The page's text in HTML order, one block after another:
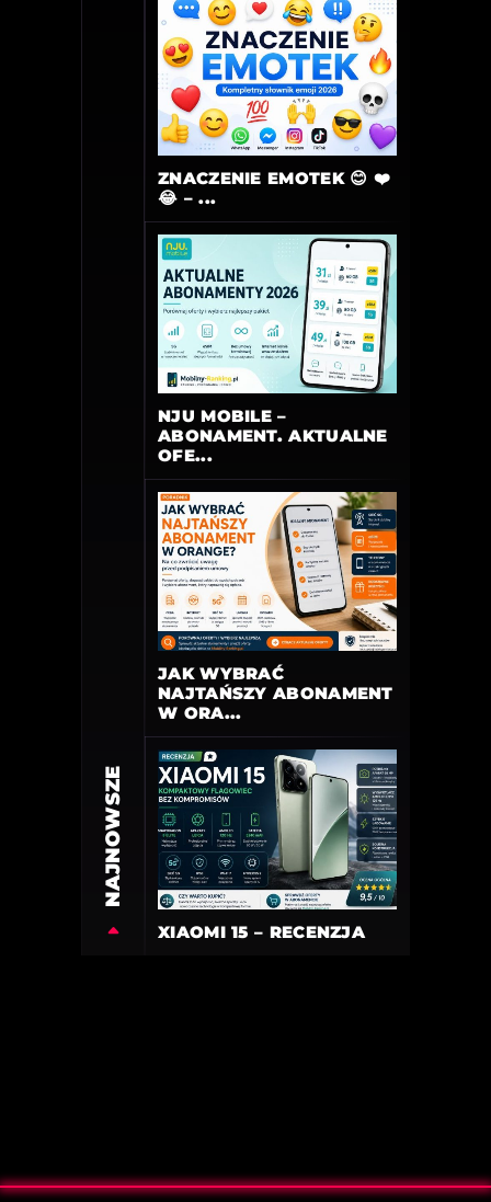
NAJNOWSZE
ZNACZENIE EMOTEK 😊 ❤️
😂 – ...
NJU MOBILE –
ABONAMENT. AKTUALNE
OFE...
JAK WYBRAĆ
NAJTAŃSZY ABONAMENT
W ORA...
XIAOMI 15 – RECENZJA